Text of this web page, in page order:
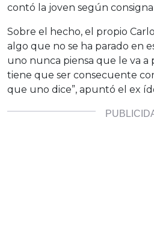
contó la joven según consigna
Sobre el hecho, el propio
algo que no se ha parado en
uno nunca piensa que le va a
tiene que ser consecuente
que uno dice”, apuntó el ex